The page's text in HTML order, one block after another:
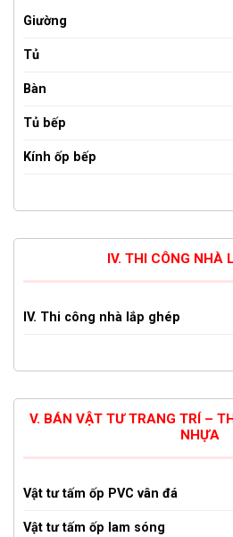
Giường
Tủ
Bàn
Tủ bếp
Kính ốp bếp
IV. THI CÔNG NHÀ
IV. Thi công nhà lắp ghép
V. BÁN VẬT TƯ TRANG TRÍ –
NHỰA
Vật tư tấm ốp PVC vân đá
Vật tư tấm ốp lam sóng